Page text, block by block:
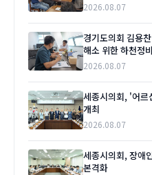
2026.08.07
경기도의회 김용
해소 위한 하천정
2026.08.07
세종시의회, '어르
개최
2026.08.07
세종시의회, 장애
본격화